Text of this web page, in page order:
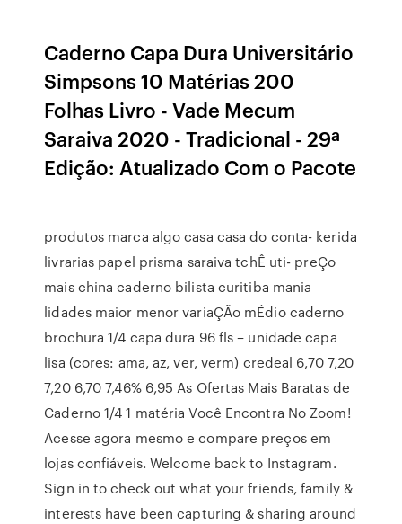
Caderno Capa Dura Universitário
Simpsons 10 Matérias 200
Folhas Livro - Vade Mecum
Saraiva 2020 - Tradicional - 29ª
Edição: Atualizado Com o Pacote
produtos marca algo casa casa do conta- kerida
livrarias papel prisma saraiva tchÊ uti- preÇo
mais china caderno bilista curitiba mania
lidades maior menor variaÇÃo mÉdio caderno
brochura 1/4 capa dura 96 fls – unidade capa
lisa (cores: ama, az, ver, verm) credeal 6,70 7,20
7,20 6,70 7,46% 6,95 As Ofertas Mais Baratas de
Caderno 1/4 1 matéria Você Encontra No Zoom!
Acesse agora mesmo e compare preços em
lojas confiáveis. Welcome back to Instagram.
Sign in to check out what your friends, family &
interests have been capturing & sharing around